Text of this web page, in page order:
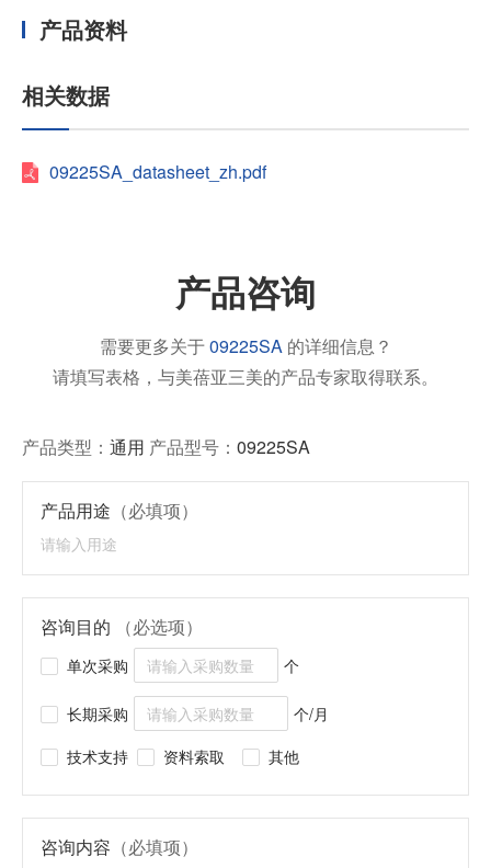
产品资料
相关数据
09225SA_datasheet_zh.pdf
产品咨询
需要更多关于09225SA的详细信息？
请填写表格，与美蓓亚三美的产品专家取得联系。
产品类型： 通用 产品型号： 09225SA
产品用途 （必填项）
咨询目的 （必选项）
单次采购 个
长期采购
个/月
技术支持
资料索取 其他
咨询内容 （必填项）